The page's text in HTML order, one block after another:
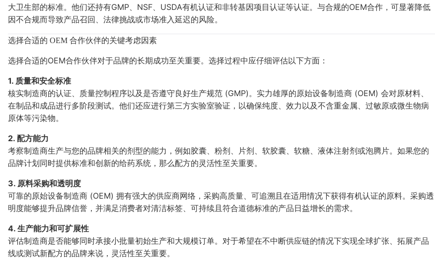
大卫生部的标准。他们还持有GMP、NSF、USDA有机认证和非转基因项目认证等认证。与合规的OEM合作，可显著降低
因不合规而导致产品召回、法律挑战或市场准入延迟的风险。
选择合适的 OEM 合作伙伴的关键考虑因素
选择合适的OEM合作伙伴对于品牌的长期成功至关重要。选择过程中应仔细评估以下方面：
1. 质量和安全标准
核实制造商的认证、质量控制程序以及是否遵守良好生产规范 (GMP)。实力雄厚的原始设备制造商 (OEM) 会对原材料、
在制品和成品进行多阶段测试。他们还应进行第三方实验室验证，以确保纯度、效力以及不含重金属、过敏原或微生物病
原体等污染物。
2. 配方能力
考察制造商生产与您的品牌相关的剂型的能力，例如胶囊、粉剂、片剂、软胶囊、软糖、液体注射剂或泡腾片。如果您的
品牌计划同时提供标准和创新的给药系统，那么配方的灵活性至关重要。
3. 原料采购和透明度
可靠的原始设备制造商 (OEM) 拥有强大的供应商网络，采购高质量、可追溯且在适用情况下获得有机认证的原料。采购透
明度能够提升品牌信誉，并满足消费者对清洁标签、可持续且符合道德标准的产品日益增长的需求。
4. 生产能力和可扩展性
评估制造商是否能够同时承接小批量初始生产和大规模订单。对于希望在不中断供应链的情况下实现全球扩张、拓展产品
线或测试新配方的品牌来说，灵活性至关重要。